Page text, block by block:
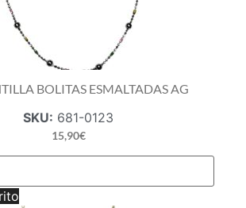
BOLITAS ESMALTADAS AG
SKU: 681-0123
15,90€